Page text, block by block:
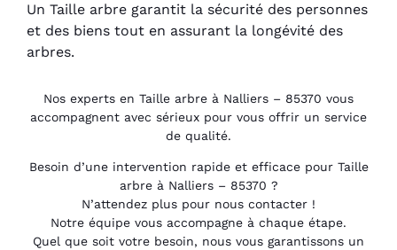
Un Taille arbre garantit la sécurité des personnes
et des biens tout en assurant la longévité des
arbres.
Nos experts en Taille arbre à Nalliers – 85370 vous
accompagnent avec sérieux pour vous offrir un service
de qualité.
Besoin d’une intervention rapide et efficace pour Taille
arbre à Nalliers – 85370 ?
N’attendez plus pour nous contacter !
Notre équipe vous accompagne à chaque étape.
Quel que soit votre besoin, nous vous garantissons un